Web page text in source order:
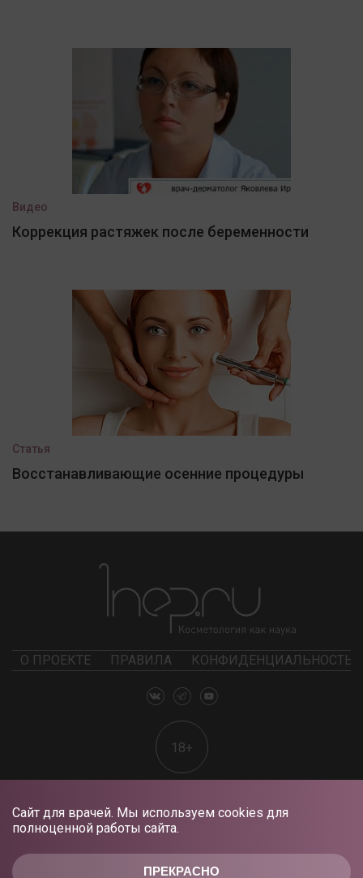
ПРЕКРАСНО
Сайт для врачей. Мы используем cookies для
полноценной работы сайта.
Видео
Коррекция растяжек после беременности
Статья
Восстанавливающие осенние процедуры
О ПРОЕКТЕ ПРАВИЛА КОНФИДЕНЦИАЛЬНОСТЬ
18+